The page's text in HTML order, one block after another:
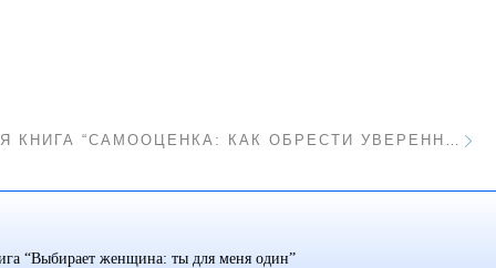
БЕСПЛАТНАЯ КНИГА “САМООЦЕНКА: КАК ОБРЕСТИ УВЕРЕННОСТЬ?”
“Выбирает женщина: ты для меня один”